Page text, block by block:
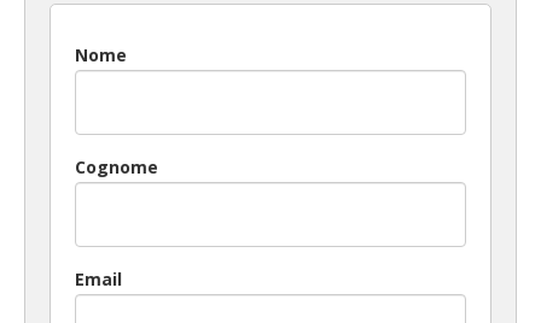
Nome
Cognome
Email